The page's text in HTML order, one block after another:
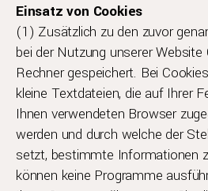
Einsatz von Cookies
(1) Zusätzlich zu den zuvor
bei der Nutzung unserer
Rechner gespeichert. Bei
kleine Textdateien, die auf Ihrer
Ihnen verwendeten Browser
werden und durch welche der
setzt, bestimmte Informationen
können keine Programme